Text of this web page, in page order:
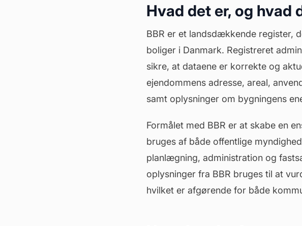
Hvad det er, og hvad
BBR er et landsdækkende register,
boliger i Danmark. Registreret
sikre, at dataene er korrekte og
ejendommens adresse, areal,
samt oplysninger om bygningens
Formålet med BBR er at skabe en
bruges af både offentlige
planlægning, administration og
oplysninger fra BBR bruges til at
hvilket er afgørende for både